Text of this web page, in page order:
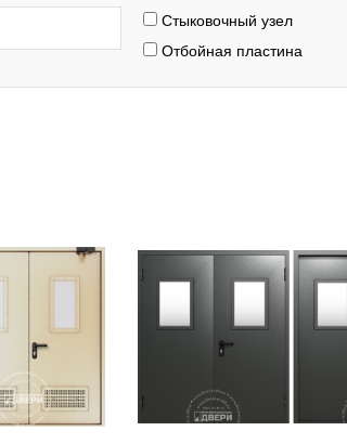
Стыковочный узел
Отбойная пластина